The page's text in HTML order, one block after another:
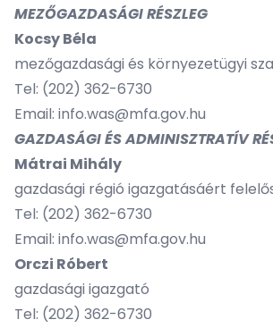
MEZŐGAZDASÁGI RÉSZLEG
Kocsy Béla
mezőgazdasági és környezetügyi
Tel: (202) 362-6730
Email: info.was@mfa.gov.hu
GAZDASÁGI ÉS ADMINISZTRATÍV
Mátrai Mihály
gazdasági régió igazgatásáért
Tel: (202) 362-6730
Email: info.was@mfa.gov.hu
Orczi Róbert
gazdasági igazgató
Tel: (202) 362-6730